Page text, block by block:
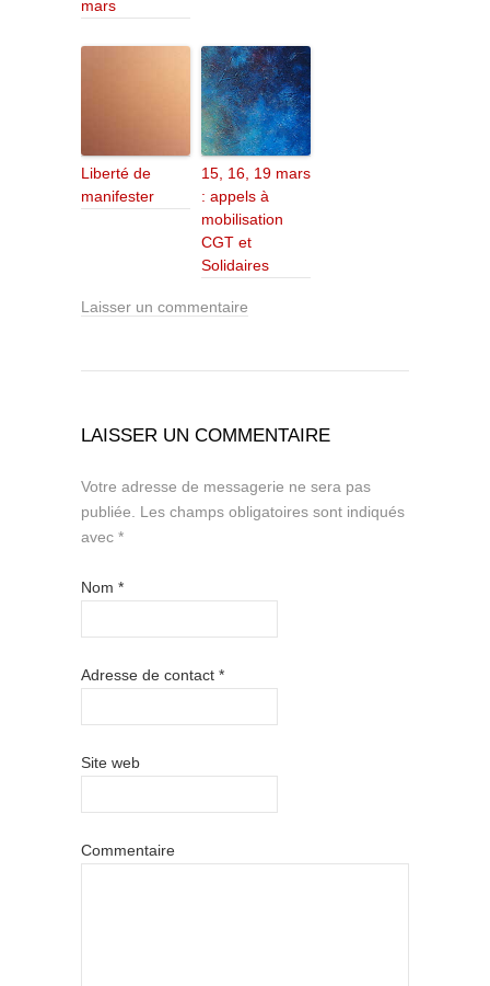
mars
Liberté de
manifester
15, 16, 19 mars
: appels à
mobilisation
CGT et
Solidaires
Laisser un commentaire
LAISSER UN COMMENTAIRE
Votre adresse de messagerie ne sera pas
publiée. Les champs obligatoires sont indiqués
avec *
Nom *
Adresse de contact *
Site web
Commentaire